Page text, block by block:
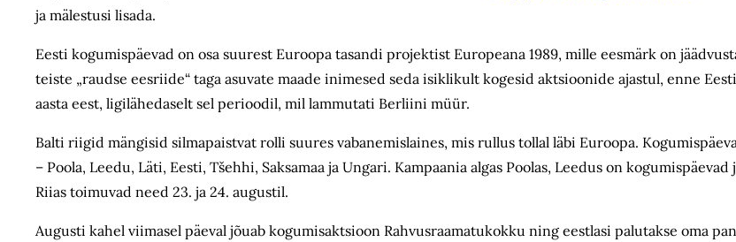
ja mälestusi lisada.
Eesti kogumispäevad on osa suurest Euroopa tasandi projektist Europeana 1989, mille eesmärk on
teiste „raudse eesriide“ taga asuvate maade inimesed seda isiklikult kogesid aktsioonide ajastul, enne
aasta eest, ligilähedaselt sel perioodil, mil lammutati Berliini müür.
Balti riigid mängisid silmapaistvat rolli suures vabanemislaines, mis rullus tollal läbi Euroopa.
– Poola, Leedu, Läti, Eesti, Tšehhi, Saksamaa ja Ungari. Kampaania algas Poolas, Leedus on
Riias toimuvad need 23. ja 24. augustil.
Augusti kahel viimasel päeval jõuab kogumisaktsioon Rahvusraamatukokku ning eestlasi palutakse oma